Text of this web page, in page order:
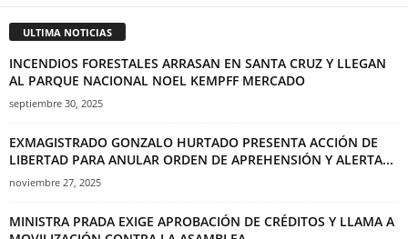
ULTIMA NOTICIAS
INCENDIOS FORESTALES ARRASAN EN SANTA CRUZ Y LLEGAN
AL PARQUE NACIONAL NOEL KEMPFF MERCADO
septiembre 30, 2025
EXMAGISTRADO GONZALO HURTADO PRESENTA ACCIÓN DE
LIBERTAD PARA ANULAR ORDEN DE APREHENSIÓN Y ALERTA...
noviembre 27, 2025
MINISTRA PRADA EXIGE APROBACIÓN DE CRÉDITOS Y LLAMA A